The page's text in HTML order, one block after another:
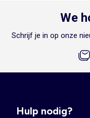
We
Schrijf je in op onze
Hulp nodig?